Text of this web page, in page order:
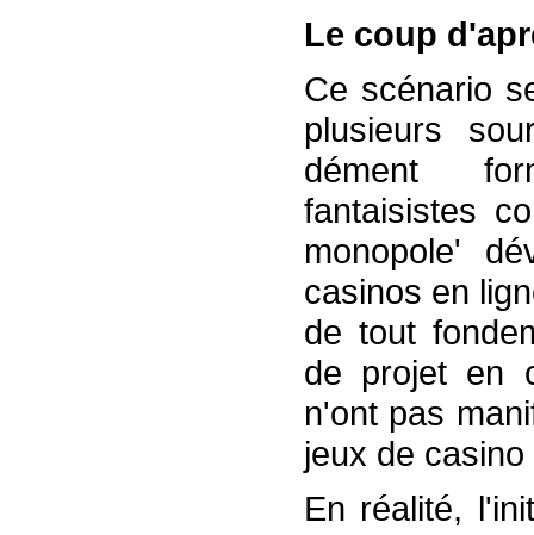
Le coup
Ce scénario
plusieurs
dément
fantaisistes
monopole'
casinos en
de tout
de projet en
n'ont pas
jeux de
En réalité,